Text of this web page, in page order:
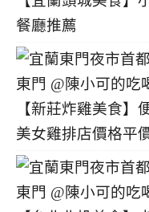
餐廳推薦
【新莊炸雞美食】
美女雞排店價格平